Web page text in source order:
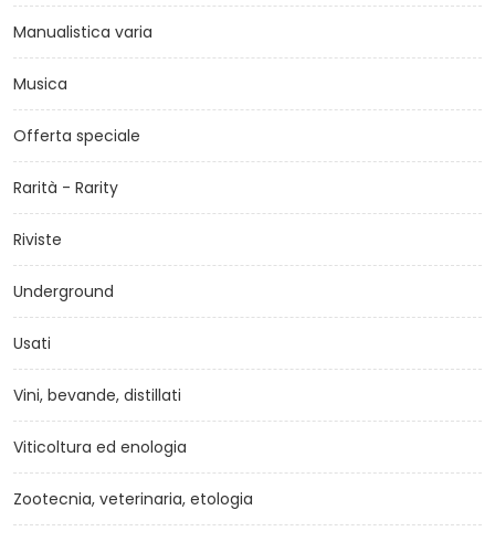
Manualistica varia
Musica
Offerta speciale
Rarità - Rarity
Riviste
Underground
Usati
Vini, bevande, distillati
Viticoltura ed enologia
Zootecnia, veterinaria, etologia